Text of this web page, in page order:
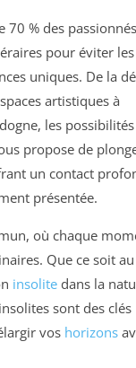
70 % des passionnés
pour éviter
uniques. De la
artistiques à
les
propose de
un contact
présentée.
où chaque
Que ce soit
insolite dans la
sont des
vos horizons